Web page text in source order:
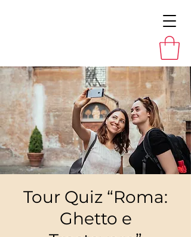
Tour Quiz “Roma:
Ghetto e